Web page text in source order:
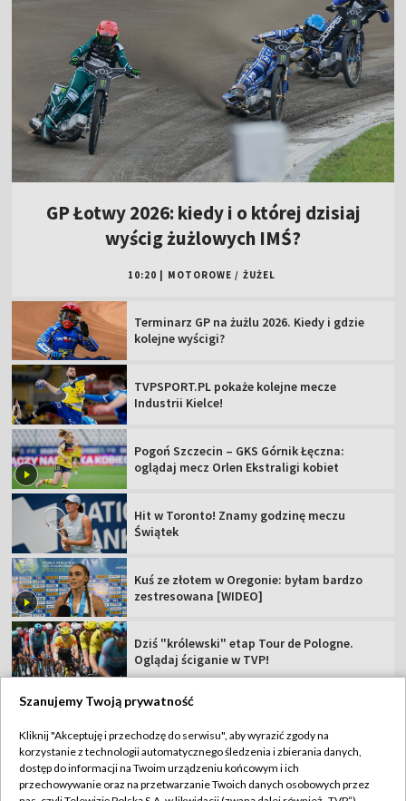
GP Łotwy 2026: kiedy i o której dzisiaj
wyścig żużlowych IMŚ?
10:20 | MOTOROWE / ŻUŻEL
Terminarz GP na żużlu 2026. Kiedy i gdzie
kolejne wyścigi?
TVPSPORT.PL pokaże kolejne mecze
Industrii Kielce!
Pogoń Szczecin – GKS Górnik Łęczna:
oglądaj mecz Orlen Ekstraligi kobiet
Hit w Toronto! Znamy godzinę meczu
Świątek
Kuś ze złotem w Oregonie: byłam bardzo
zestresowana [WIDEO]
Dziś "królewski" etap Tour de Pologne.
Oglądaj ściganie w TVP!
TVP
Abonament TVP
Regulamin TVP
Szanujemy Twoją prywatność
Kliknij "Akceptuję i przechodzę do serwisu", aby wyrazić zgody na
korzystanie z technologii automatycznego śledzenia i zbierania danych,
dostęp do informacji na Twoim urządzeniu końcowym i ich
przechowywanie oraz na przetwarzanie Twoich danych osobowych przez